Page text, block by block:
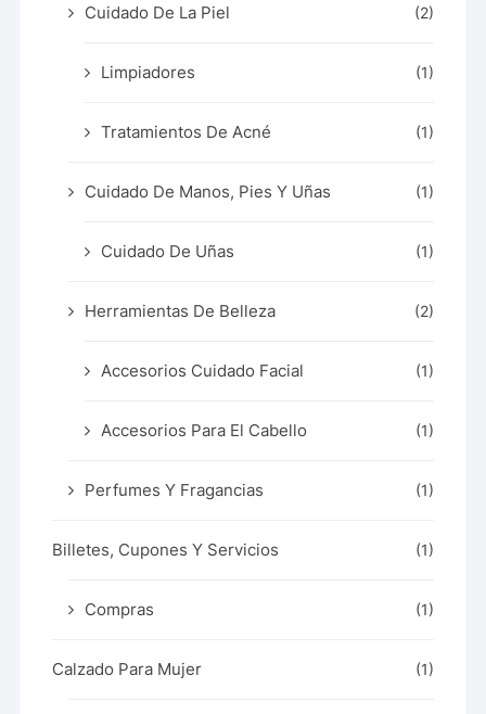
Cuidado De La Piel (2)
Limpiadores (1)
Tratamientos De Acné (1)
Cuidado De Manos, Pies Y Uñas (1)
Cuidado De Uñas (1)
Herramientas De Belleza (2)
Accesorios Cuidado Facial (1)
Accesorios Para El Cabello (1)
Perfumes Y Fragancias (1)
Billetes, Cupones Y Servicios (1)
Compras (1)
Calzado Para Mujer (1)